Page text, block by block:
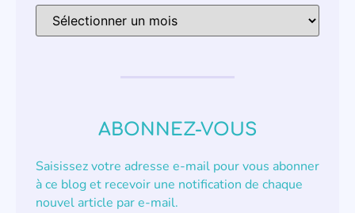
ABONNEZ-VOUS
Saisissez votre adresse e-mail pour vous abonner
à ce blog et recevoir une notification de chaque
nouvel article par e-mail.